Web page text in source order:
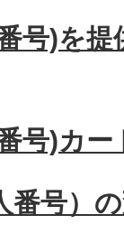
号)を
号)カー
番号）